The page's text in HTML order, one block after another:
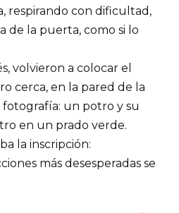
respirando con dificultad,
de la puerta, como si lo
volvieron a colocar el
cerca, en la pared de la
un potro y su
en un prado verde.
la inscripción:
más desesperadas se